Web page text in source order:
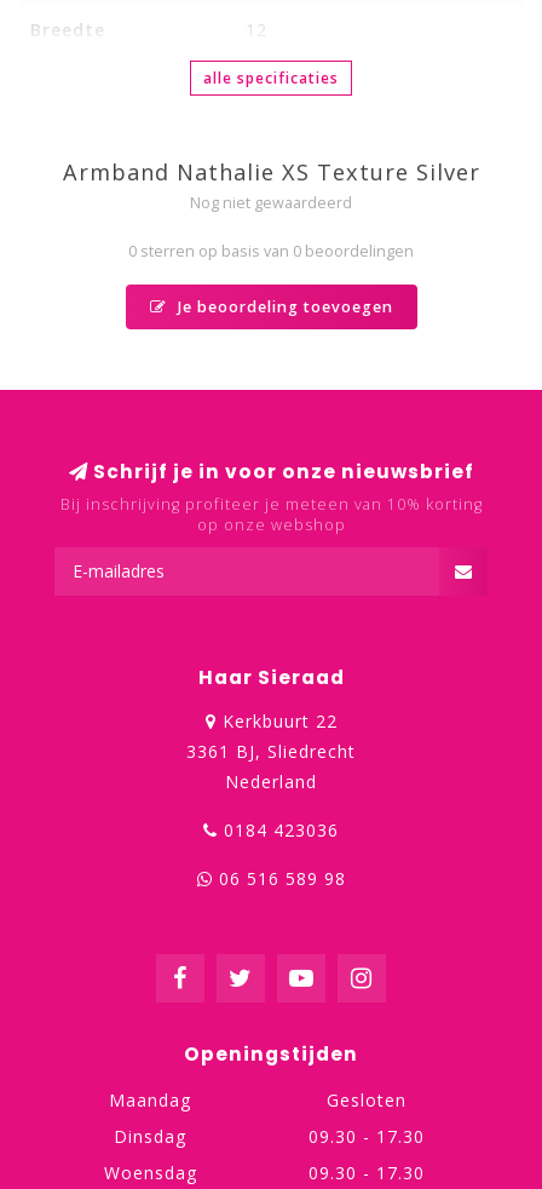
Breedte 12
alle specificaties
Armband Nathalie XS Texture Silver
Nog niet gewaardeerd
0 sterren op basis van 0 beoordelingen
Je beoordeling toevoegen
Schrijf je in voor onze nieuwsbrief
Bij inschrijving profiteer je meteen van 10% korting
op onze webshop
Haar Sieraad
Kerkbuurt 22
3361 BJ, Sliedrecht
Nederland
0184 423036
06 516 589 98
Openingstijden
Maandag
Gesloten
Dinsdag
09.30 - 17.30
Woensdag
09.30 - 17.30